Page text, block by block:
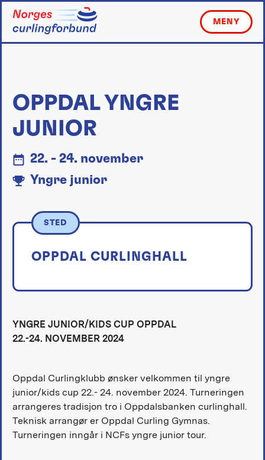
content
MENY
OPPDAL YNGRE
JUNIOR
22. - 24. november
Yngre junior
STED
OPPDAL CURLINGHALL
YNGRE JUNIOR/KIDS CUP OPPDAL
22.-24. NOVEMBER 2024
Oppdal Curlingklubb ønsker velkommen til yngre
junior/kids cup 22.- 24. november 2024. Turneringen
arrangeres tradisjon tro i Oppdalsbanken curlinghall.
Teknisk arrangør er Oppdal Curling Gymnas.
Turneringen inngår i NCFs yngre junior tour.